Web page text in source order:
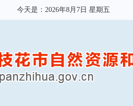
今天是： 2026年8月7日 星期五